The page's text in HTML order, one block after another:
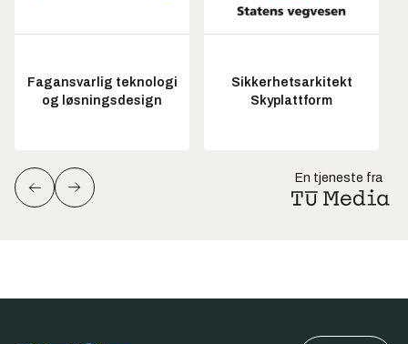
Fagansvarlig teknologi
og løsningsdesign
Sikkerhetsarkitekt
Skyplattform
En tjeneste fra